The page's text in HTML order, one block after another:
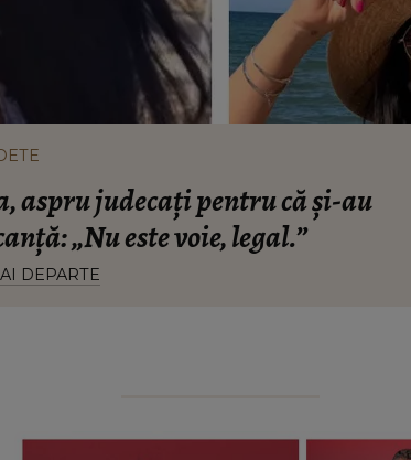
aspru judecați pentru că și-au
„Nu este voie, legal.”
DEPARTE